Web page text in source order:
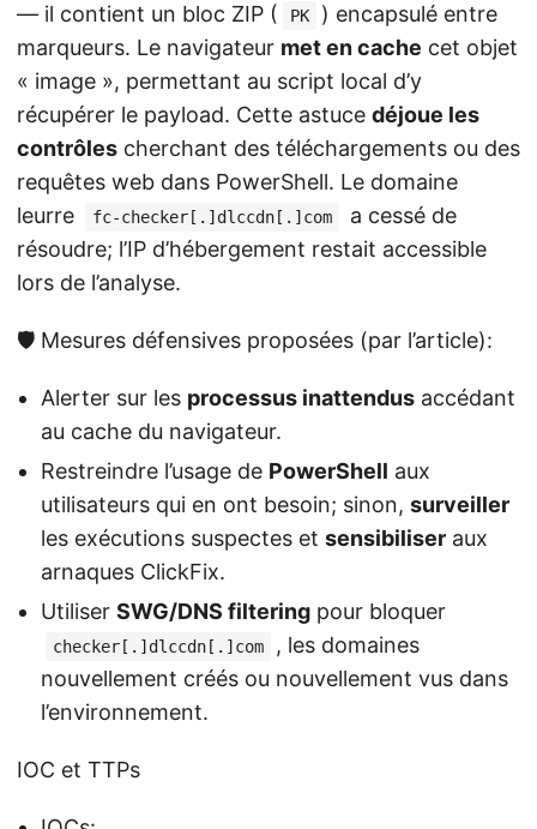
— il contient un bloc ZIP (
PK
) encapsulé entre
marqueurs. Le navigateur met en cache cet objet
« image », permettant au script local d’y
récupérer le payload. Cette astuce déjoue les
contrôles cherchant des téléchargements ou des
requêtes web dans PowerShell. Le domaine
leurre
fc-checker[.]dlccdn[.]com
a cessé de
résoudre; l’IP d’hébergement restait accessible
lors de l’analyse.
🛡️ Mesures défensives proposées (par l’article):
Alerter sur les processus inattendus accédant
au cache du navigateur.
Restreindre l’usage de PowerShell aux
utilisateurs qui en ont besoin; sinon, surveiller
les exécutions suspectes et sensibiliser aux
arnaques ClickFix.
Utiliser SWG/DNS filtering pour bloquer
checker[.]dlccdn[.]com
, les domaines
nouvellement créés ou nouvellement vus dans
l’environnement.
IOC et TTPs